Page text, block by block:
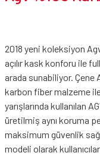
2018 yeni koleksiyon
açılır kask konforu ile
arada sunabiliyor. Çene
karbon fiber malzeme
yarışlarında kullanılan
üretilmiş aynı koruma
maksimum güvenlik
modeli olarak